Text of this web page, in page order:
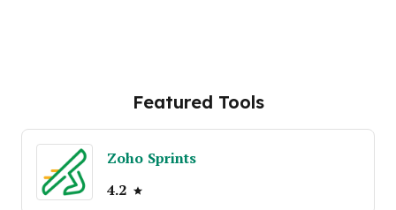
Featured Tools
Zoho Sprints
4.2